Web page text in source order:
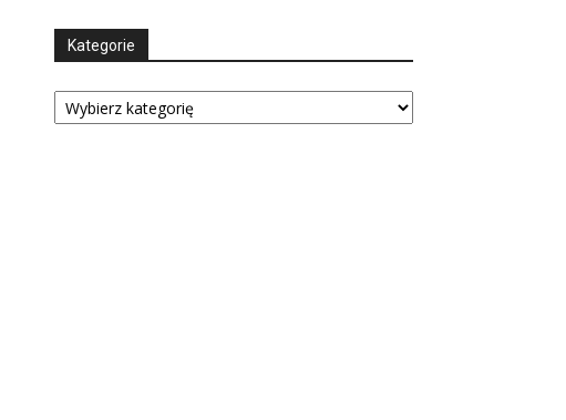
Kategorie
Kategorie